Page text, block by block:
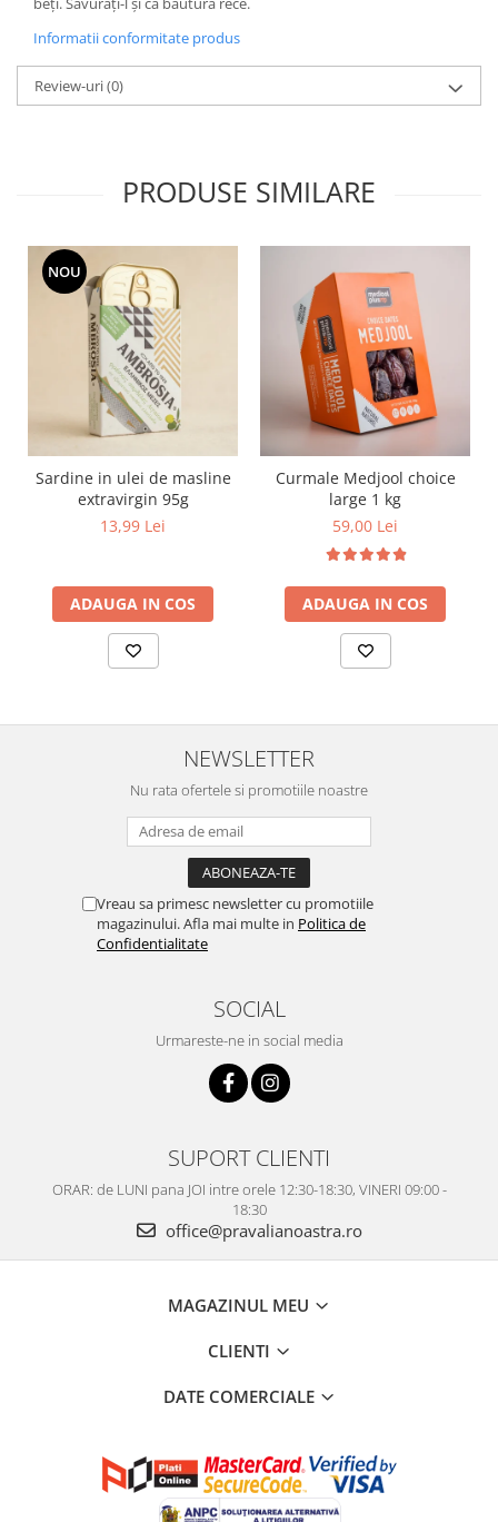
Informatii conformitate produs
Review-uri(0)
PRODUSE SIMILARE
NOU
Sardine in ulei de masline
extravirgin 95g
13,99 Lei
ADAUGA IN COS
Curmale Medjool choice
large 1 kg
59,00 Lei
ADAUGA IN COS
NEWSLETTER
Nu rata ofertele si promotiile noastre
Vreau sa primesc newsletter cu promotiile
magazinului. Afla mai multe in Politica de
Confidentialitate
SOCIAL
Urmareste-ne in social media
SUPORT CLIENTI
ORAR: de LUNI pana JOI intre orele 12:30-18:30, VINERI 09:00 -
18:30
office@pravalianoastra.ro
MAGAZINUL MEU
CLIENTI
DATE COMERCIALE